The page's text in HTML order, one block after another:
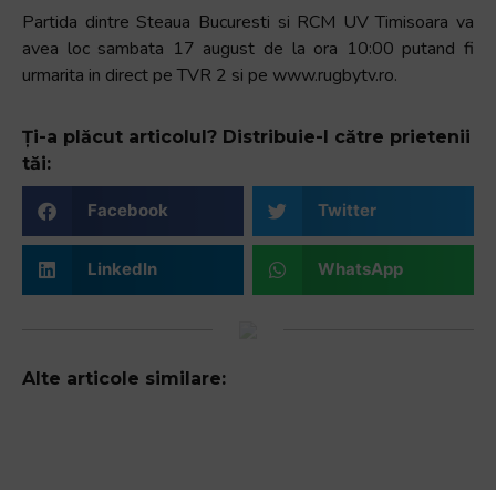
Partida dintre Steaua Bucuresti si RCM UV Timisoara va
avea loc sambata 17 august de la ora 10:00 putand fi
urmarita in direct pe TVR 2 si pe www.rugbytv.ro.
Ți-a plăcut articolul? Distribuie-l către prietenii
tăi:
Facebook Twitter
LinkedIn WhatsApp
Alte articole similare: